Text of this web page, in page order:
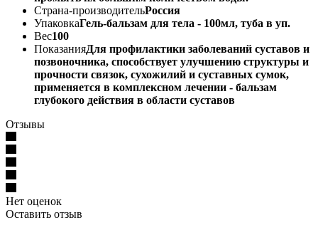
Страна-производительРоссия
УпаковкаГель-бальзам для тела - 100мл, туба в уп.
Вес100
ПоказанияДля профилактики заболеваний суставов и
позвоночника, способствует улучшению структуры и
прочности связок, сухожилий и суставных сумок,
применяется в комплексном лечении - бальзам
глубокого действия в области суставов
Отзывы
Нет оценок
Оставить отзыв